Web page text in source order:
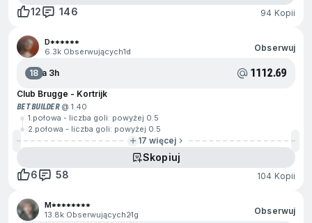
12
146 94 Kopii
D******
6.3k Obserwujących1d Obserwuj
18Za 3h 1112.69
Club Brugge - Kortrijk
BET BUILDER@ 1.40
1.połowa - liczba goli: powyżej 0.5
2.połowa - liczba goli: powyżej 0.5
17 więcej
Skopiuj
6
58 104 Kopii
M********
13.8k Obserwujących21g Obserwuj